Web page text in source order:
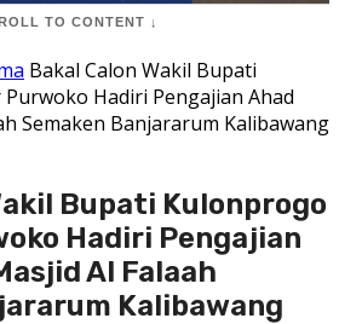
TO CONTENT ↓
Bakal Calon Wakil Bupati
Hadiri Pengajian Ahad
Semaken Banjararum Kalibawang
Bupati Kulonprogo
Hadiri Pengajian
Al Falaah
Kalibawang